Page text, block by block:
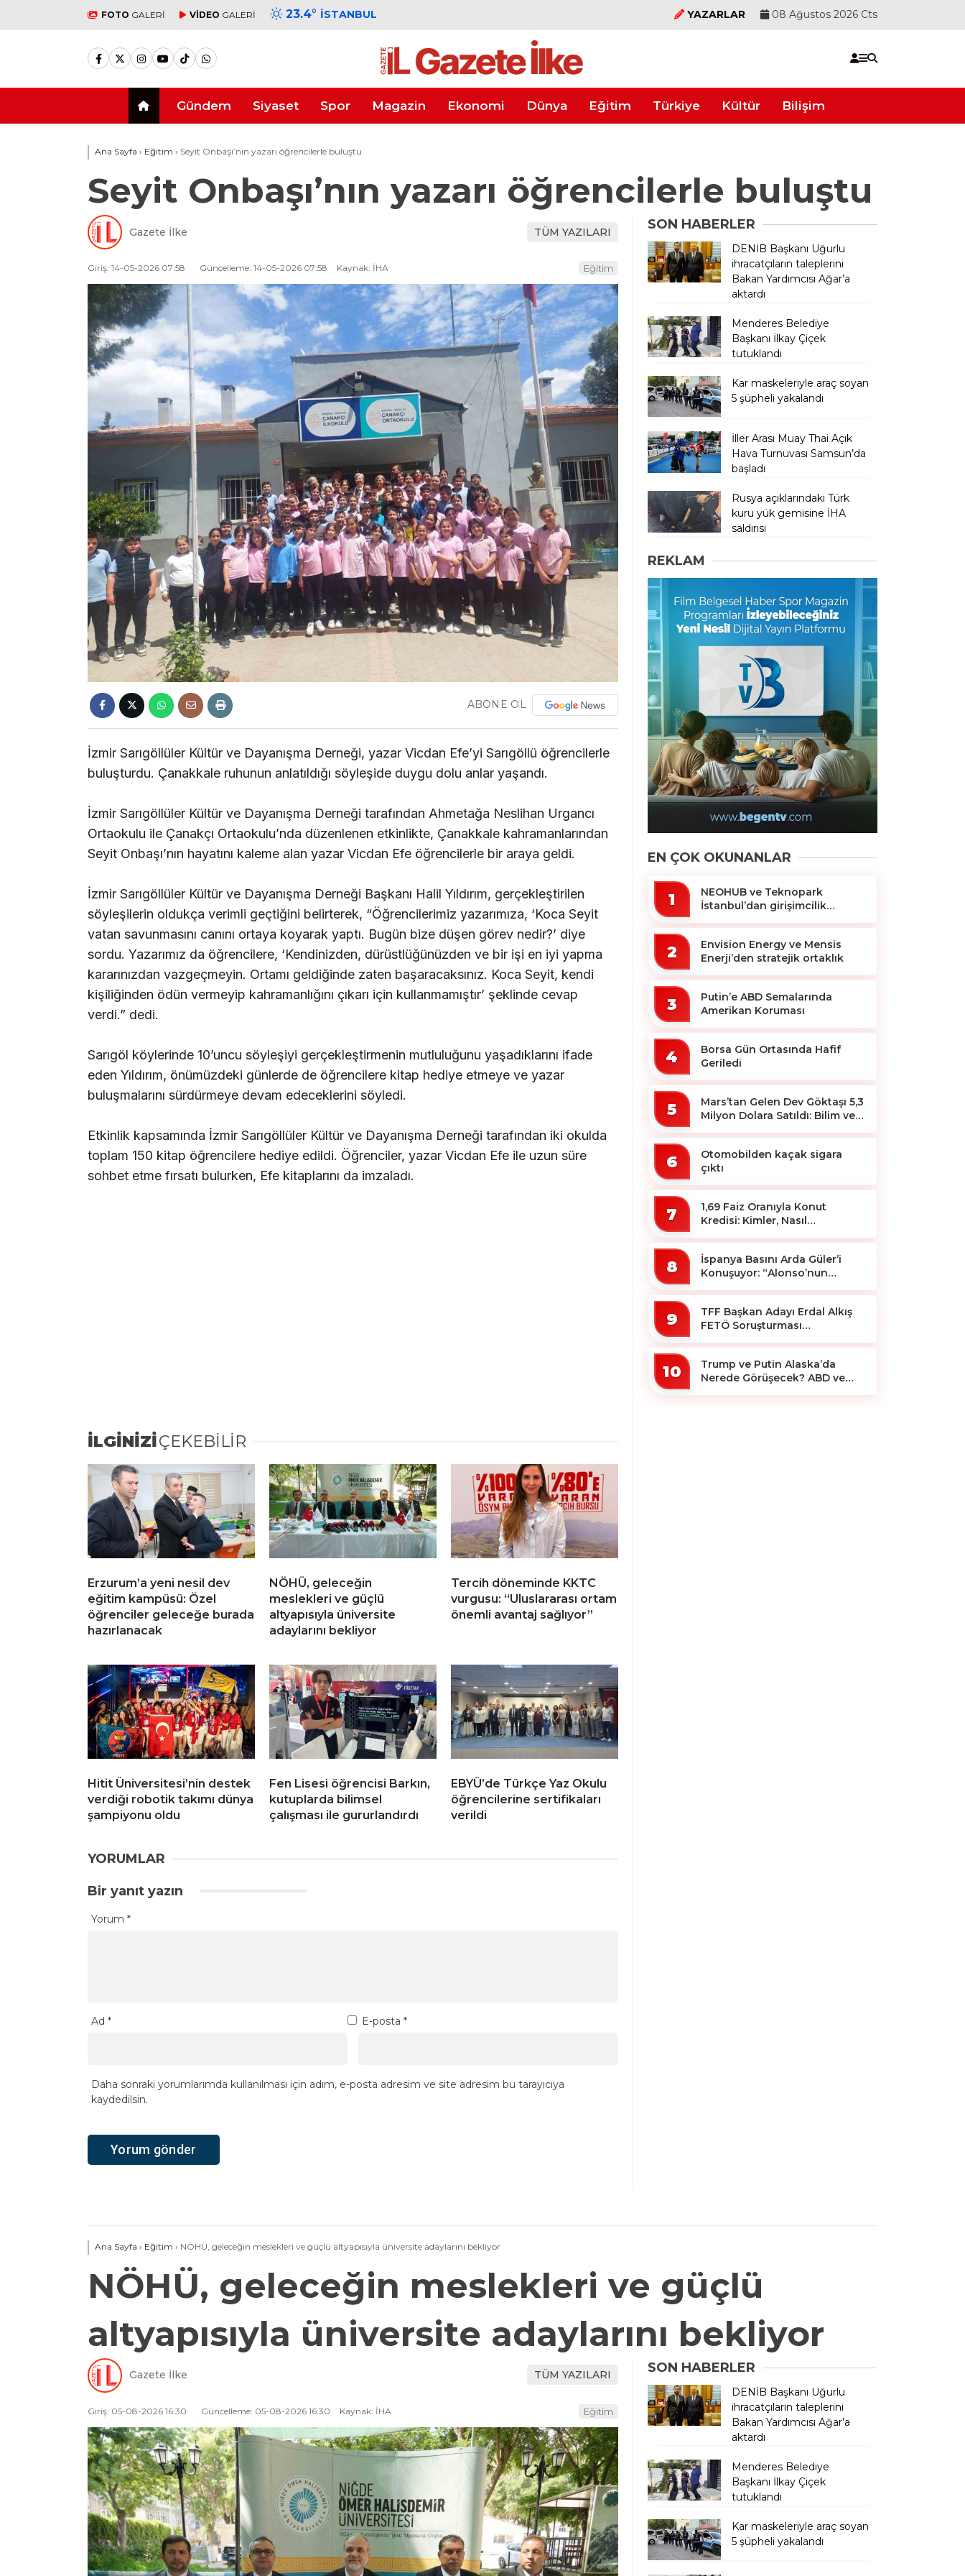
FOTO GALERİ VİDEO GALERİ 23.4° İSTANBUL YAZARLAR 08 Ağustos 2026 Cts
Gündem Siyaset Spor Magazin Ekonomi Dünya Eğitim Türkiye Kültür Bilişim
Ana Sayfa › Eğitim › Seyit Onbaşı’nın yazarı öğrencilerle buluştu
Seyit Onbaşı’nın yazarı öğrencilerle buluştu
Gazete İlke TÜM YAZILARI
Giriş: 14-05-2026 07:58 Güncelleme: 14-05-2026 07:58 Kaynak: İHA Eğitim
ABONE OL
İzmir Sarıgöllüler Kültür ve Dayanışma Derneği, yazar Vicdan Efe’yi Sarıgöllü öğrencilerle
buluşturdu. Çanakkale ruhunun anlatıldığı söyleşide duygu dolu anlar yaşandı.
İzmir Sarıgöllüler Kültür ve Dayanışma Derneği tarafından Ahmetağa Neslihan Urgancı
Ortaokulu ile Çanakçı Ortaokulu’nda düzenlenen etkinlikte, Çanakkale kahramanlarından
Seyit Onbaşı’nın hayatını kaleme alan yazar Vicdan Efe öğrencilerle bir araya geldi.
İzmir Sarıgöllüler Kültür ve Dayanışma Derneği Başkanı Halil Yıldırım, gerçekleştirilen
söyleşilerin oldukça verimli geçtiğini belirterek, “Öğrencilerimiz yazarımıza, ‘Koca Seyit
vatan savunmasını canını ortaya koyarak yaptı. Bugün bize düşen görev nedir?’ diye
sordu. Yazarımız da öğrencilere, ‘Kendinizden, dürüstlüğünüzden ve bir işi en iyi yapma
kararınızdan vazgeçmeyin. Ortamı geldiğinde zaten başaracaksınız. Koca Seyit, kendi
kişiliğinden ödün vermeyip kahramanlığını çıkarı için kullanmamıştır’ şeklinde cevap
verdi.” dedi.
Sarıgöl köylerinde 10’uncu söyleşiyi gerçekleştirmenin mutluluğunu yaşadıklarını ifade
eden Yıldırım, önümüzdeki günlerde de öğrencilere kitap hediye etmeye ve yazar
buluşmalarını sürdürmeye devam edeceklerini söyledi.
Etkinlik kapsamında İzmir Sarıgöllüler Kültür ve Dayanışma Derneği tarafından iki okulda
toplam 150 kitap öğrencilere hediye edildi. Öğrenciler, yazar Vicdan Efe ile uzun süre
sohbet etme fırsatı bulurken, Efe kitaplarını da imzaladı.
İLGİNİZİÇEKEBİLİR
Erzurum’a yeni nesil dev
eğitim kampüsü: Özel
öğrenciler geleceğe burada
hazırlanacak
NÖHÜ, geleceğin
meslekleri ve güçlü
altyapısıyla üniversite
adaylarını bekliyor
Tercih döneminde KKTC
vurgusu: “Uluslararası ortam
önemli avantaj sağlıyor”
Hitit Üniversitesi’nin destek
verdiği robotik takımı dünya
şampiyonu oldu
Fen Lisesi öğrencisi Barkın,
kutuplarda bilimsel
çalışması ile gururlandırdı
EBYÜ’de Türkçe Yaz Okulu
öğrencilerine sertifikaları
verildi
YORUMLAR
Bir yanıt yazın
Yorum *
Ad * E-posta *
Daha sonraki yorumlarımda kullanılması için adım, e-posta adresim ve site adresim bu tarayıcıya
kaydedilsin.
SON HABERLER
DENİB Başkanı Uğurlu
ihracatçıların taleplerini
Bakan Yardımcısı Ağar’a
aktardı
Menderes Belediye
Başkanı İlkay Çiçek
tutuklandı
Kar maskeleriyle araç soyan
5 şüpheli yakalandı
İller Arası Muay Thai Açık
Hava Turnuvası Samsun’da
başladı
Rusya açıklarındaki Türk
kuru yük gemisine İHA
saldırısı
REKLAM
EN ÇOK OKUNANLAR
1
NEOHUB ve Teknopark
İstanbul’dan girişimcilik
2
Envision Energy ve Mensis
Enerji’den stratejik ortaklık
3
Putin’e ABD Semalarında
Amerikan Koruması
4
Borsa Gün Ortasında Hafif
Geriledi
5
Mars’tan Gelen Dev Göktaşı 5,3
Milyon Dolara Satıldı: Bilim ve
6
Otomobilden kaçak sigara
çıktı
7
1,69 Faiz Oranıyla Konut
Kredisi: Kimler, Nasıl
8
İspanya Basını Arda Güler’i
Konuşuyor: “Alonso’nun
9
TFF Başkan Adayı Erdal Alkış
FETÖ Soruşturması
10
Trump ve Putin Alaska’da
Nerede Görüşecek? ABD ve
Ana Sayfa › Eğitim › NÖHÜ, geleceğin meslekleri ve güçlü altyapısıyla üniversite adaylarını bekliyor
NÖHÜ, geleceğin meslekleri ve güçlü
altyapısıyla üniversite adaylarını bekliyor
Gazete İlke TÜM YAZILARI
Giriş: 05-08-2026 16:30 Güncelleme: 05-08-2026 16:30 Kaynak: İHA Eğitim
SON HABERLER
DENİB Başkanı Uğurlu
ihracatçıların taleplerini
Bakan Yardımcısı Ağar’a
aktardı
Menderes Belediye
Başkanı İlkay Çiçek
tutuklandı
Kar maskeleriyle araç soyan
5 şüpheli yakalandı